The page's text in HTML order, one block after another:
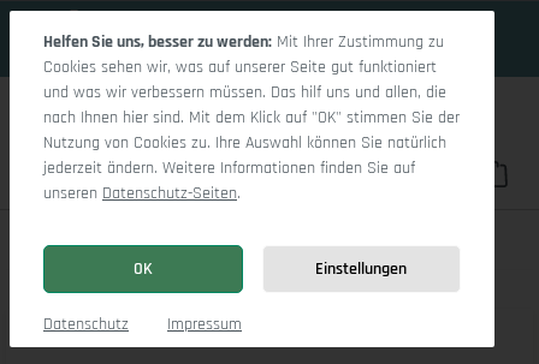
Du hast 0
Marco LO Aho gr Small R
Bildergalerie überspringen
Helfen Sie uns, besser zu werden: Mit Ihrer Zustimmung zu
Cookies sehen wir, was auf unserer Seite gut funktioniert
und was wir verbessern müssen. Das hilf uns und allen, die
nach Ihnen hier sind. Mit dem Klick auf "OK" stimmen Sie der
Nutzung von Cookies zu. Ihre Auswahl können Sie natürlich
jederzeit ändern. Weitere Informationen finden Sie auf
unseren Datenschutz-Seiten.
OK Einstellungen
Datenschutz Impressum